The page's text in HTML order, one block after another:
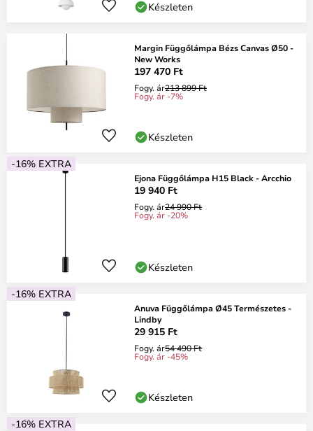
Készleten
Margin Függőlámpa Bézs Canvas Ø50 -
New Works
197 470 Ft
Fogy. ár213 899 Ft
Fogy. ár -7%
Készleten
-16% EXTRA
Ejona Függőlámpa H15 Black - Arcchio
19 940 Ft
Fogy. ár24 990 Ft
Fogy. ár -20%
Készleten
-16% EXTRA
Anuva Függőlámpa Ø45 Természetes -
Lindby
29 915 Ft
Fogy. ár54 490 Ft
Fogy. ár -45%
Készleten
-16% EXTRA